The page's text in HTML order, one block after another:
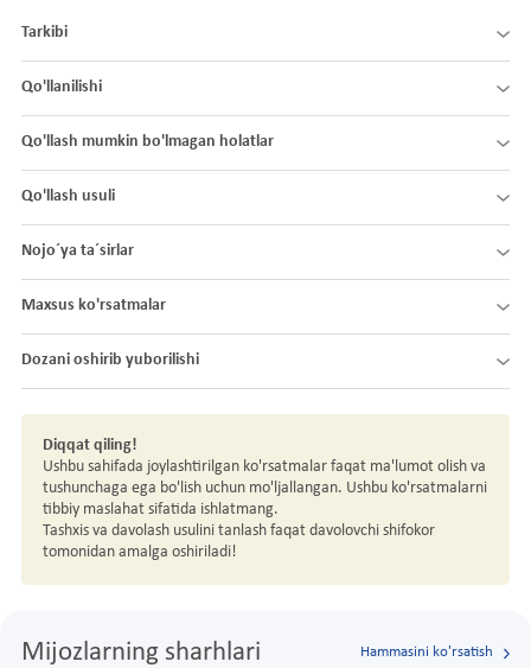
Tarkibi
Qo'llanilishi
Qo'llash mumkin bo'lmagan holatlar
Qo'llash usuli
Nojo´ya ta´sirlar
Maxsus ko'rsatmalar
Dozani oshirib yuborilishi
Diqqat qiling!
Ushbu sahifada joylashtirilgan ko'rsatmalar faqat ma'lumot olish va
tushunchaga ega bo'lish uchun mo'ljallangan. Ushbu ko'rsatmalarni
tibbiy maslahat sifatida ishlatmang.
Tashxis va davolash usulini tanlash faqat davolovchi shifokor
tomonidan amalga oshiriladi!
Mijozlarning sharhlari Hammasini ko'rsatish